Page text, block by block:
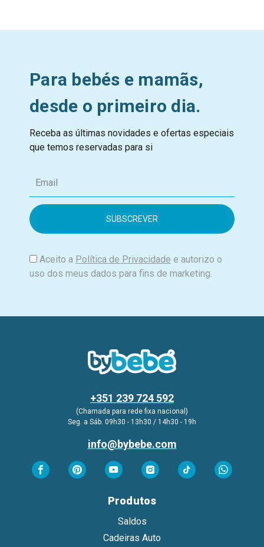
Para bebés e mamãs,
desde o primeiro dia.
Receba as últimas novidades e ofertas especiais
que temos reservadas para si
m
i
Aceito a Política de Privacidade e autorizo o
uso dos meus dados para fins de marketing.
+351 239 724 592
(Chamada para rede fixa nacional)
Seg. a Sáb. 09h30 - 13h30 / 14h30 - 19h
info@bybebe.com
Produtos
Saldos
Cadeiras Auto